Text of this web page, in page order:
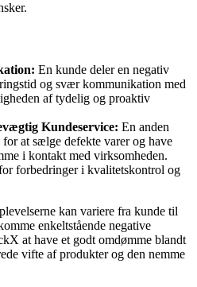
En kunde deler en negativ
og svær kommunikation med
af tydelig og proaktiv
Kundeservice: En anden
at sælge defekte varer og have
i kontakt med virksomheden.
forbedringer i kvalitetskontrol og
kan variere fra kunde til
enkeltstående negative
at have et godt omdømme blandt
vifte af produkter og den nemme